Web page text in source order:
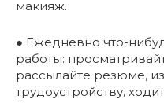
макияж.
● Ежедневно что-
работы:
рассылайте резюме,
трудоустройству,